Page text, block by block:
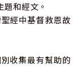
和經文。
經中基督救恩故
收集最有幫助的